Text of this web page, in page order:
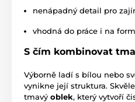
nenápadný detail pro
vhodná do práce i na
S čím kombinovat
Výborně ladí s bílou nebo
vynikne její struktura.
tmavý oblek, který vytvoří